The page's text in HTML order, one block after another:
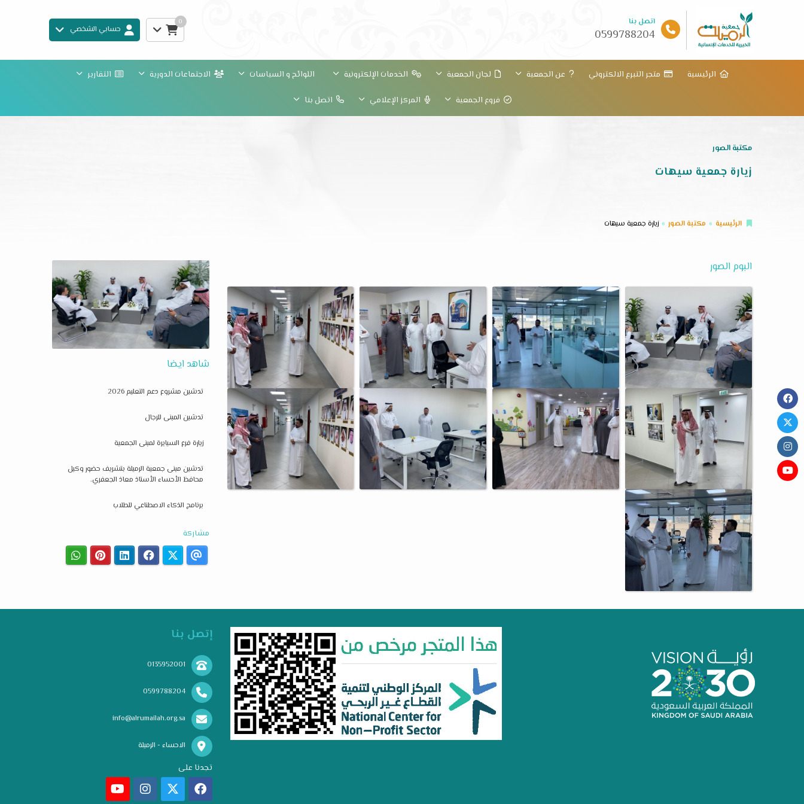
اتصل بنا
0599788204
0
حسابي الشخصي
الرئيسية متجر التبرع الالكتروني عن الجمعية لجان الجمعية الخدمات الإلكترونية اللوائح و السياسات الاجتماعات الدورية التقارير
فروع الجمعية المركز الإعلامي اتصل بنا
مكتبة الصور
زيارة جمعية سيهات
الرئيسية مكتبة الصور زيارة جمعية سيهات
البوم الصور
شاهد ايضا
تدشين مشروع دعم التعليم 2026
تدشين المبنى للرجال
زيارة فرع السيايرة لمبنى الجمعية
تدشين مبنى جمعية الرميلة بتشريف حضور وكيل
محافظ الأحساء الأستاذ معاذ الجعفري.
برنامج الذكاء الاصطناعي للطلاب
مشاركة
إتصل بنا
0135952001
0599788204
info@alrumailah.org.sa
الاحساء - الرميلة
تجدنا على